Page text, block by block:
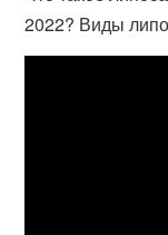
2022? Виды